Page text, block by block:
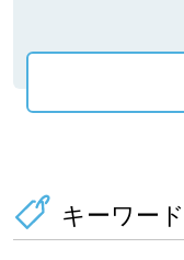
キーワード